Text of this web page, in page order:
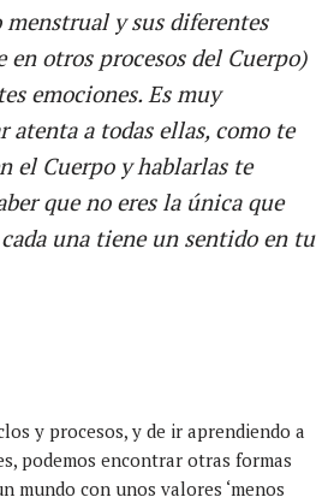
y sus diferentes
en otros procesos del Cuerpo)
emociones. Es muy
atenta a todas ellas, como te
el Cuerpo y hablarlas te
que no eres la única que
una tiene un sentido en tu
y procesos, y de ir aprendiendo a
podemos encontrar otras formas
mundo con unos valores ‘menos